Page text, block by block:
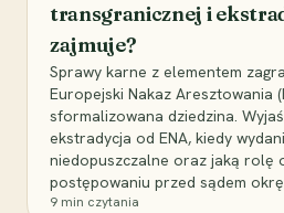
transgranicznej i
zajmuje?
Sprawy karne z elementem
Europejski Nakaz Aresztowania
sformalizowana dziedzina.
ekstradycja od ENA, kiedy
niedopuszczalne oraz jaką rolę
postępowaniu przed sądem
9 min czytania